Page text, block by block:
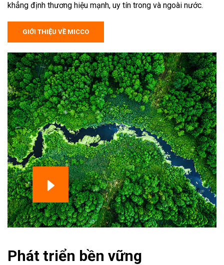
khẳng định thương hiệu mạnh, uy tín trong và ngoài nước.
GIỚI THIỆU VỀ MICCO
Phát triển bền vững